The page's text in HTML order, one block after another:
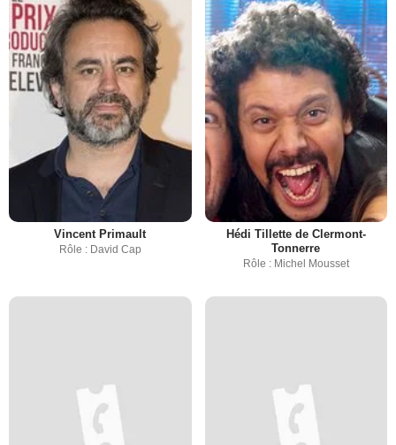
Vincent Primault
Rôle : David Cap
Hédi Tillette de Clermont-
Tonnerre
Rôle : Michel Mousset